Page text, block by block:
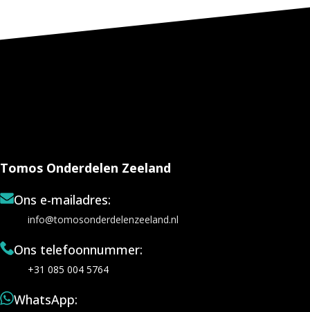
Tomos Onderdelen Zeeland
Ons e-mailadres:
info@tomosonderdelenzeeland.nl
Ons telefoonnummer:
+31 085 004 5764
WhatsApp: